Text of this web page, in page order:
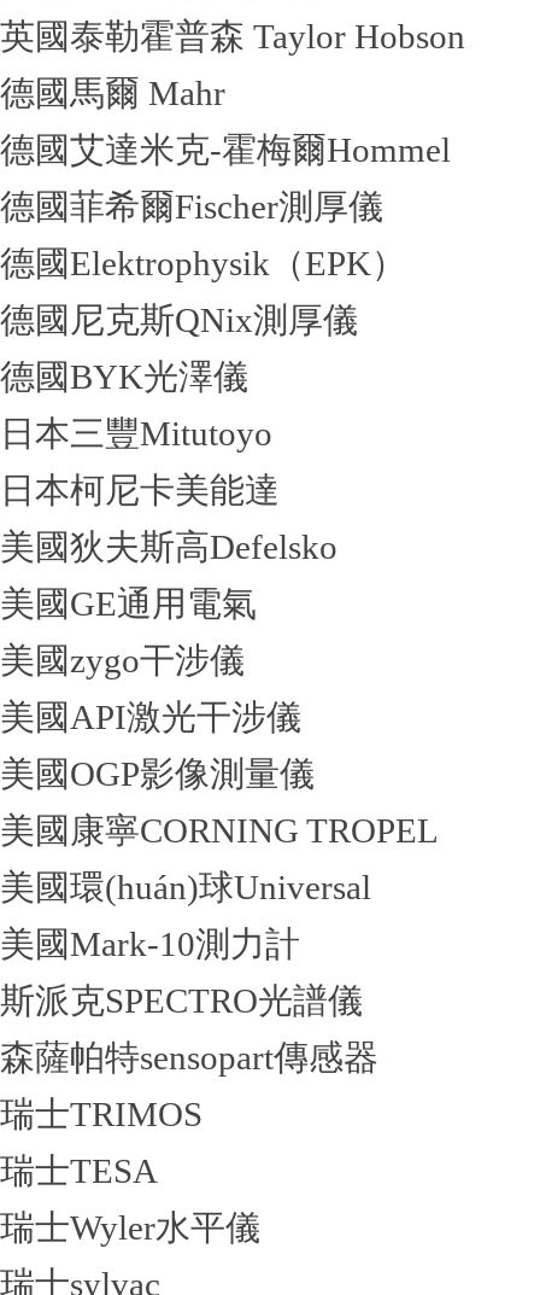
英國泰勒霍普森 Taylor Hobson
德國馬爾 Mahr
德國艾達米克-霍梅爾Hommel
德國菲希爾Fischer測厚儀
德國Elektrophysik（EPK）
德國尼克斯QNix測厚儀
德國BYK光澤儀
日本三豐Mitutoyo
日本柯尼卡美能達
美國狄夫斯高Defelsko
美國GE通用電氣
美國zygo干涉儀
美國API激光干涉儀
美國OGP影像測量儀
美國康寧CORNING TROPEL
美國環(huán)球Universal
美國Mark-10測力計
斯派克SPECTRO光譜儀
森薩帕特sensopart傳感器
瑞士TRIMOS
瑞士TESA
瑞士Wyler水平儀
瑞士sylvac